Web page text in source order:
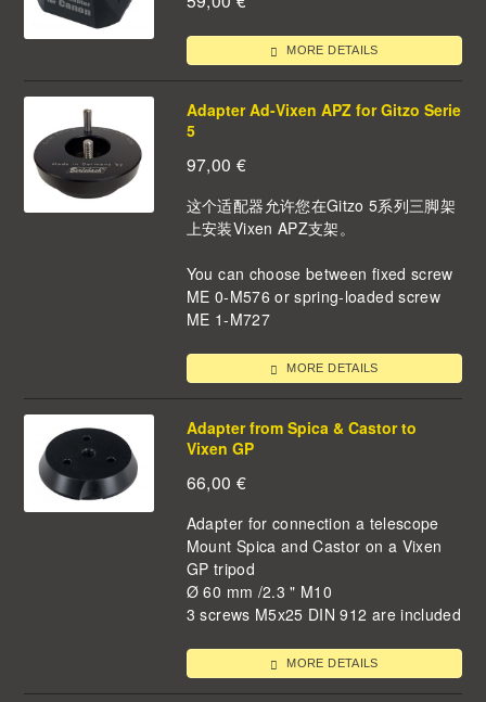
MORE DETAILS
Adapter Ad-Vixen APZ for Gitzo Serie
5
97,00 €
这个适配器允许您在Gitzo 5系列三脚架
上安装Vixen APZ支架。
You can choose between fixed screw
ME 0-M576 or spring-loaded screw
ME 1-M727
MORE DETAILS
Adapter from Spica & Castor to
Vixen GP
66,00 €
Adapter for connection a telescope
Mount Spica and Castor on a Vixen
GP tripod
Ø 60 mm /2.3 " M10
3 screws M5x25 DIN 912 are included
MORE DETAILS